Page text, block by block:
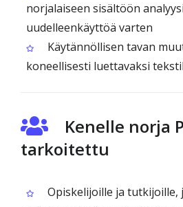
norjalaiseen sisältöön
uudelleenkäyttöä varten
Käytännöllisen tavan
koneellisesti luettavaksi
Kenelle norja
tarkoitettu
Opiskelijoille ja tutkijoille,